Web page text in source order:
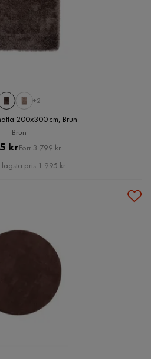
+2
200x300 cm, Brun
Brun
Pris
krOriginal
Pris
Förr 3 799 kr
pris 1 995 kr